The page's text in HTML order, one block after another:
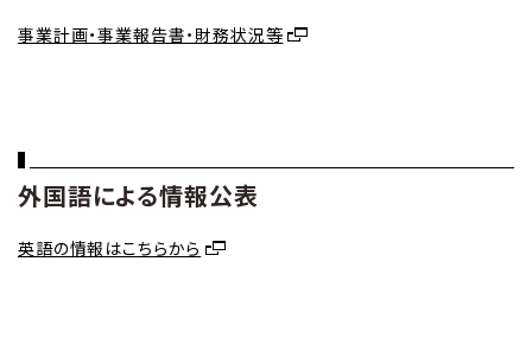
事業計画・事業報告書・財務状況等
外国語による情報公表
英語の情報はこちらから